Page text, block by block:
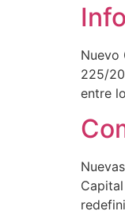
Nuevo
225/
entre